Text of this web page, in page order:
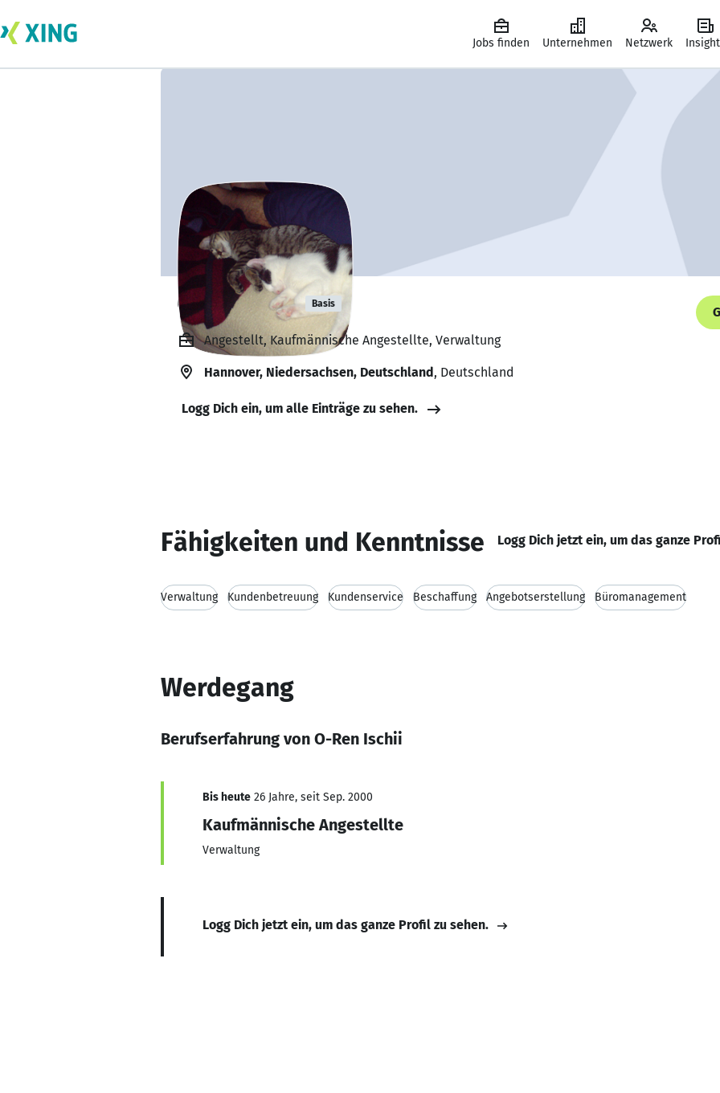
Jobs finden Unternehmen Netzwerk
O-Ren Ischii Basis
Angestellt, Kaufmännische Angestellte, Verwaltung
Hannover, Niedersachsen, Deutschland, Deutschland
Logg Dich ein, um alle Einträge zu sehen.
Fähigkeiten und Kenntnisse Logg Dich jetzt ein, um das ganze
Verwaltung Kundenbetreuung Kundenservice Beschaffung Angebotserstellung Büromanagement
Werdegang
Berufserfahrung von O-Ren Ischii
Bis heute 26 Jahre, seit Sep. 2000
Kaufmännische Angestellte
Verwaltung
Logg Dich jetzt ein, um das ganze Profil zu sehen.